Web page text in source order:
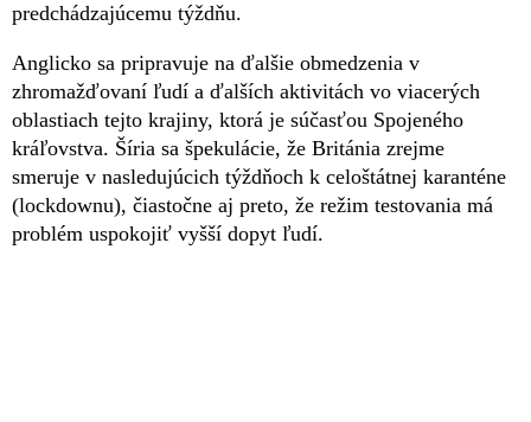
predchádzajúcemu týždňu.
Anglicko sa pripravuje na ďalšie obmedzenia v
zhromažďovaní ľudí a ďalších aktivitách vo viacerých
oblastiach tejto krajiny, ktorá je súčasťou Spojeného
kráľovstva. Šíria sa špekulácie, že Británia zrejme
smeruje v nasledujúcich týždňoch k celoštátnej karanténe
(lockdownu), čiastočne aj preto, že režim testovania má
problém uspokojiť vyšší dopyt ľudí.